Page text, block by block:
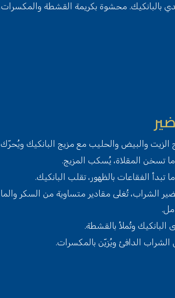
محشوة بكريمة القشطة والمكسرات،
الزيت والبيض والحليب مع مزيج البانكيك
تسخن المقلاة، يُسكب المزيج.
تبدأ الفقاعات بالظهور، تقلب البانكيك.
الشراب، تُغلى مقادير متساوية من السكر
البانكيك وتُملأ بالقشطة.
الدافئ ويُزيّن بالمكسرات.